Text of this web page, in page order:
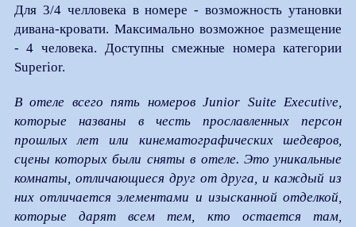
Для 3/4 челловека в номере - возможность утановки
дивана-кровати. Максимально возможное размещение
- 4 человека. Доступны смежные номера категории
Superior.
В отеле всего пять номеров Junior Suite Executive,
которые названы в честь прославленных персон
прошлых лет или кинематографических шедевров,
сцены которых были сняты в отеле. Это уникальные
комнаты, отличающиеся друг от друга, и каждый из
них отличается элементами и изысканной отделкой,
которые дарят всем тем, кто остается там,